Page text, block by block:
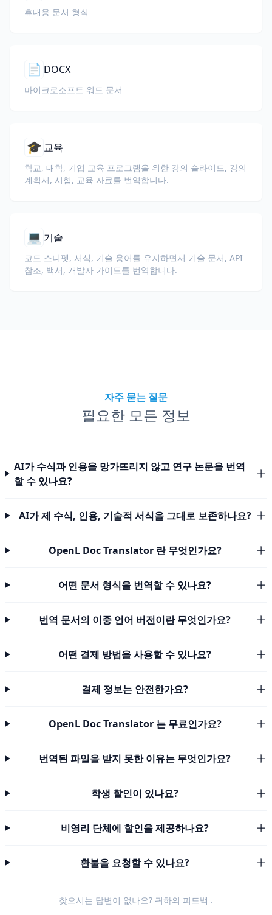
휴대용 문서 형식
📄 DOCX
마이크로소프트 워드 문서
🎓 교육
학교, 대학, 기업 교육 프로그램을 위한 강의 슬라이드, 강의
계획서, 시험, 교육 자료를 번역합니다.
💻 기술
코드 스니펫, 서식, 기술 용어를 유지하면서 기술 문서, API
참조, 백서, 개발자 가이드를 번역합니다.
자주 묻는 질문
필요한 모든 정보
AI가 수식과 인용을 망가뜨리지 않고 연구 논문을 번역
할 수 있나요?
AI가 제 수식, 인용, 기술적 서식을 그대로 보존하나요?
OpenL Doc Translator 란 무엇인가요?
어떤 문서 형식을 번역할 수 있나요?
번역 문서의 이중 언어 버전이란 무엇인가요?
어떤 결제 방법을 사용할 수 있나요?
결제 정보는 안전한가요?
OpenL Doc Translator 는 무료인가요?
번역된 파일을 받지 못한 이유는 무엇인가요?
학생 할인이 있나요?
비영리 단체에 할인을 제공하나요?
환불을 요청할 수 있나요?
찾으시는 답변이 없나요? 귀하의 피드백 .